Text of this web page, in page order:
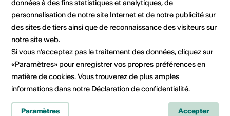
Kulturzentrum
Rathaus 5
3953 Leuk-Stadt
E-Mail
Site Internet
Domaine
Type d'événement
données à des fins statistiques et analytiques, de
personnalisation de notre site Internet et de notre publicité sur
des sites de tiers ainsi que de reconnaissance des visiteurs sur
notre site web.
Si vous n’acceptez pas le traitement des données, cliquez sur
«Paramètres» pour enregistrer vos propres préférences en
matière de cookies. Vous trouverez de plus amples
informations dans notre Déclaration de confidentialité.
Paramètres Accepter